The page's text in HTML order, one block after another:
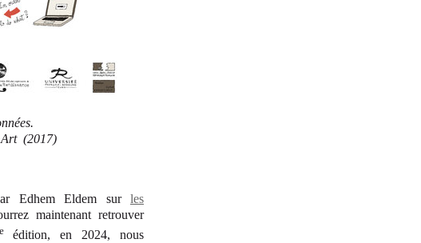
(2017)
Edhem Eldem sur les
maintenant retrouver
eédition, en 2024, nous